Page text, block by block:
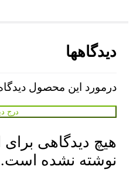
دیدگاهها
درمورد این محصول
درج
هیچ دیدگاهی
نوشته نشده است.